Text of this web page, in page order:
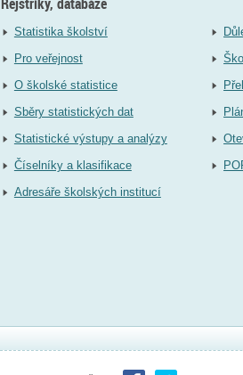
Statistika školství
Pro veřejnost
O školské statistice
Sběry statistických dat
Statistické výstupy a analýzy
Číselníky a klasifikace
Adresáře školských institucí